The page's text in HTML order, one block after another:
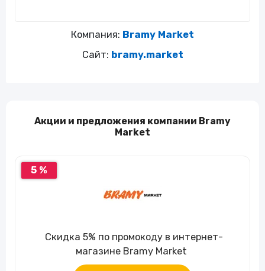
Компания: Bramy Market
Сайт: bramy.market
Акции и предложения компании Bramy
Market
5 %
Скидка 5% по промокоду в интернет-
магазине Bramy Market